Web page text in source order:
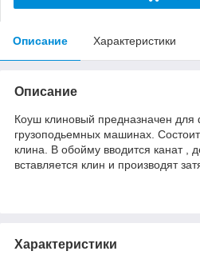
Описание Характеристики
Описание
Коуш клиновый предназначен для
грузоподьемных машинах.
клина. В обойму вводится канат ,
вставляется клин и производят
Характеристики